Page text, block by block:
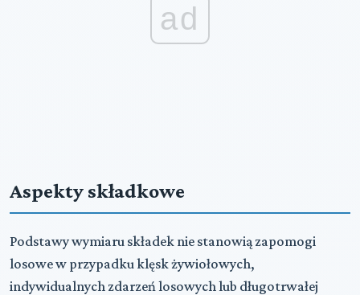
ad
Aspekty składkowe
Podstawy wymiaru składek nie stanowią zapomogi
losowe w przypadku klęsk żywiołowych,
indywidualnych zdarzeń losowych lub długotrwałej